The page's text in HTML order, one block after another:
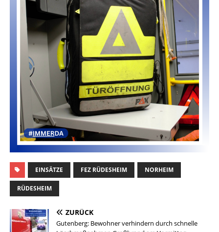
EINSÄTZE FEZ RÜDESHEIM NORHEIM
RÜDESHEIM
ZURÜCK
Gutenberg: Bewohner verhindern durch schnelle